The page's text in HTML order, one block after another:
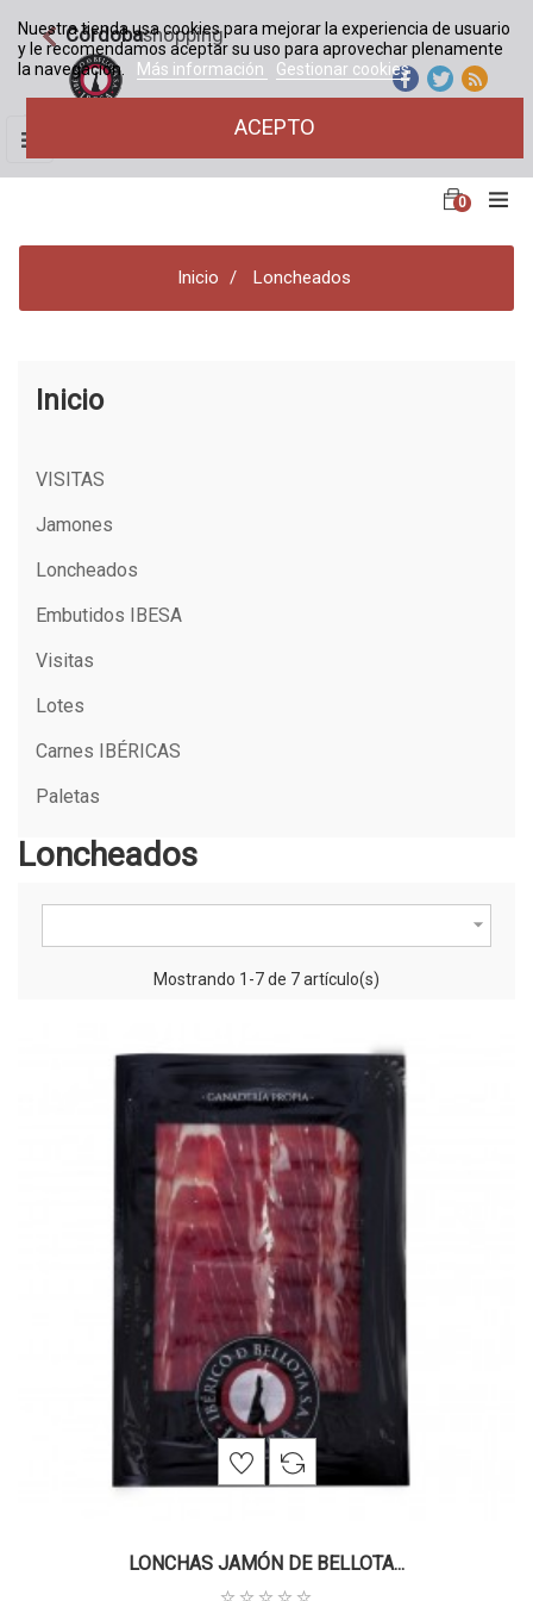
Córdobashopping
Nuestra tienda usa cookies para mejorar la experiencia de usuario
y le recomendamos aceptar su uso para aprovechar plenamente
la navegación.
Más información Gestionar cookies
ACEPTO
Navegación
de
palanca
☰
0
Inicio Loncheados
Inicio
VISITAS
Jamones
Loncheados
Embutidos IBESA
Visitas
Lotes
Carnes IBÉRICAS
Paletas
Loncheados

Mostrando 1-7 de 7 artículo(s)
LONCHAS JAMÓN DE BELLOTA...